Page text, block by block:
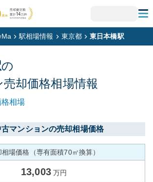
駅相場情報 東京都 東日本橋駅
の
売却価格相場情報
相場
マンションの売却相場価格
相場価格（専有面積70㎡換算）
13,003 万円